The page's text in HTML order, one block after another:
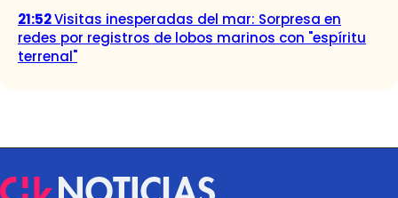
21:52Visitas inesperadas del mar: Sorpresa en
redes por registros de lobos marinos con "espíritu
terrenal"